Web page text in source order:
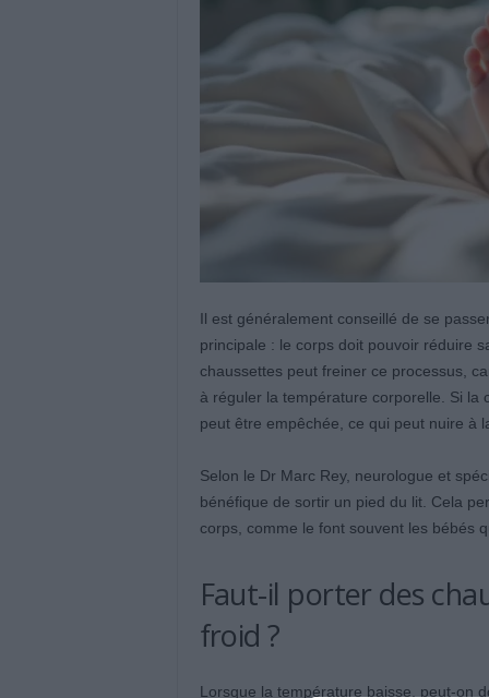
Il est généralement conseillé de se
principale : le corps doit pouvoir réduire
chaussettes peut freiner ce processus,
à réguler la température corporelle. Si la
peut être empêchée, ce qui peut nuire à
Selon le Dr Marc Rey, neurologue et
bénéfique de sortir un pied du lit. Cela
corps, comme le font souvent les bébés
Faut-il porter des
froid ?
Lorsque la température baisse, peut-on